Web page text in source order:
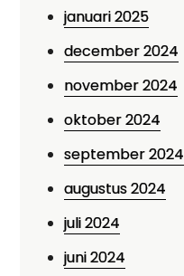
januari 2025
december 2024
november 2024
oktober 2024
september 2024
augustus 2024
juli 2024
juni 2024